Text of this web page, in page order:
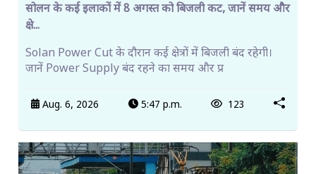
सोलन के कई इलाकों में 8 अगस्त को बिजली कट, जानें समय और
क्षे...
Solan Power Cut के दौरान कई क्षेत्रों में बिजली बंद रहेगी।
जानें Power Supply बंद रहने का समय और प्र
Aug. 6, 2026 5:47 p.m. 123